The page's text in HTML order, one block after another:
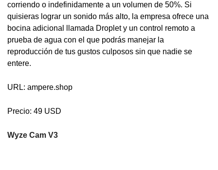
corriendo o indefinidamente a un volumen de 50%. Si
quisieras lograr un sonido más alto, la empresa ofrece una
bocina adicional llamada Droplet y un control remoto a
prueba de agua con el que podrás manejar la
reproducción de tus gustos culposos sin que nadie se
entere.
URL: ampere.shop
Precio: 49 USD
Wyze Cam V3